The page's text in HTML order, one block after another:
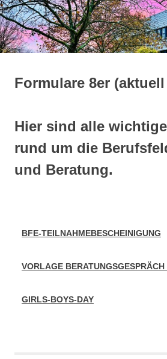
Inhalt
springen
Formulare 8er
Hier sind alle
rund um die
und Beratung.
BFE-TEILNAHMEBESCHEINIGUNG
VORLAGE BERATUNGSGESPRÄCH
GIRLS-BOYS-DAY